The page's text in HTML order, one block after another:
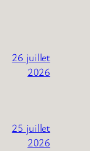
26 juillet
2026
25 juillet
2026